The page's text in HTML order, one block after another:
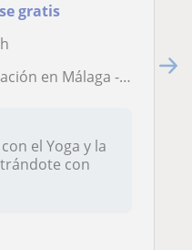
gratis
tu domicilio o en un lugar público
el Yoga y la
con